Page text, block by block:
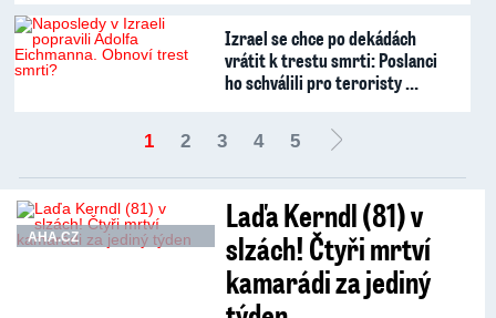
Izrael se chce po dekádách
vrátit k trestu smrti: Poslanci
ho schválili pro teroristy …
1 2 3 4 5
AHA.CZ
Laďa Kerndl (81) v
slzách! Čtyři mrtví
kamarádi za jediný